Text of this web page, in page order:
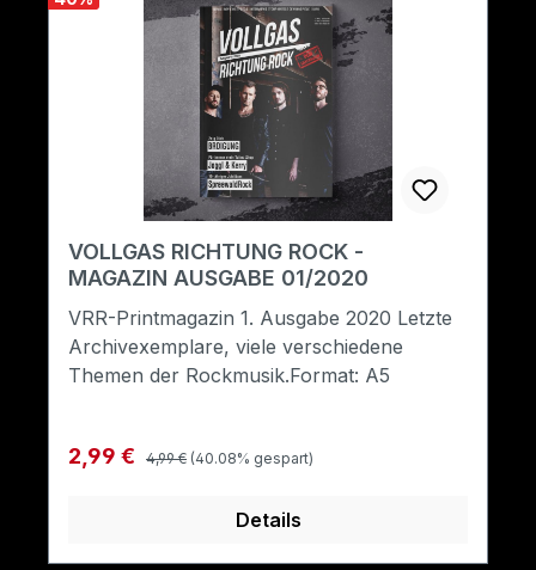
VOLLGAS RICHTUNG ROCK -
MAGAZIN AUSGABE 01/2020
VRR-Printmagazin 1. Ausgabe 2020 Letzte
Archivexemplare, viele verschiedene
Themen der Rockmusik.Format: A5
Verkaufspreis:
2,99 € Regulärer Preis:
4,99 € (40.08% gespart)
Details